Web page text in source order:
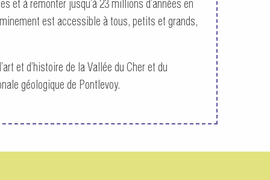
et à remonter jusqu’à 23 millions d’années en
est accessible à tous, petits et grands,
et d’histoire de la Vallée du Cher et du
géologique de Pontlevoy.